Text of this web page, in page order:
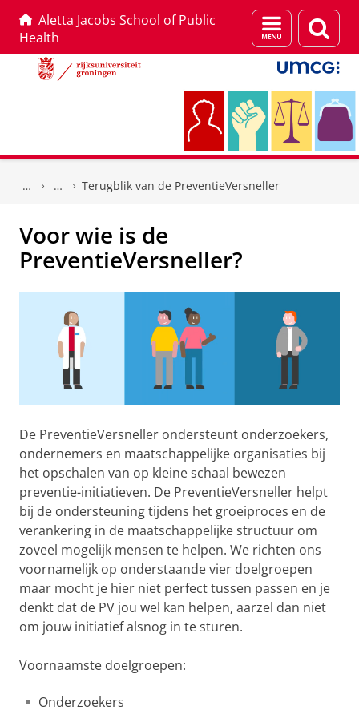
Aletta Jacobs School of Public
Health
Menu
en
zoeken
Terugblik van de PreventieVersneller
Voor wie is de
PreventieVersneller?
De PreventieVersneller ondersteunt onderzoekers,
ondernemers en maatschappelijke organisaties bij
het opschalen van op kleine schaal bewezen
preventie-initiatieven. De PreventieVersneller helpt
bij de ondersteuning tijdens het groeiproces en de
verankering in de maatschappelijke structuur om
zoveel mogelijk mensen te helpen. We richten ons
voornamelijk op onderstaande vier doelgroepen
maar mocht je hier niet perfect tussen passen en je
denkt dat de PV jou wel kan helpen, aarzel dan niet
om jouw initiatief alsnog in te sturen.
Voornaamste doelgroepen:
Onderzoekers